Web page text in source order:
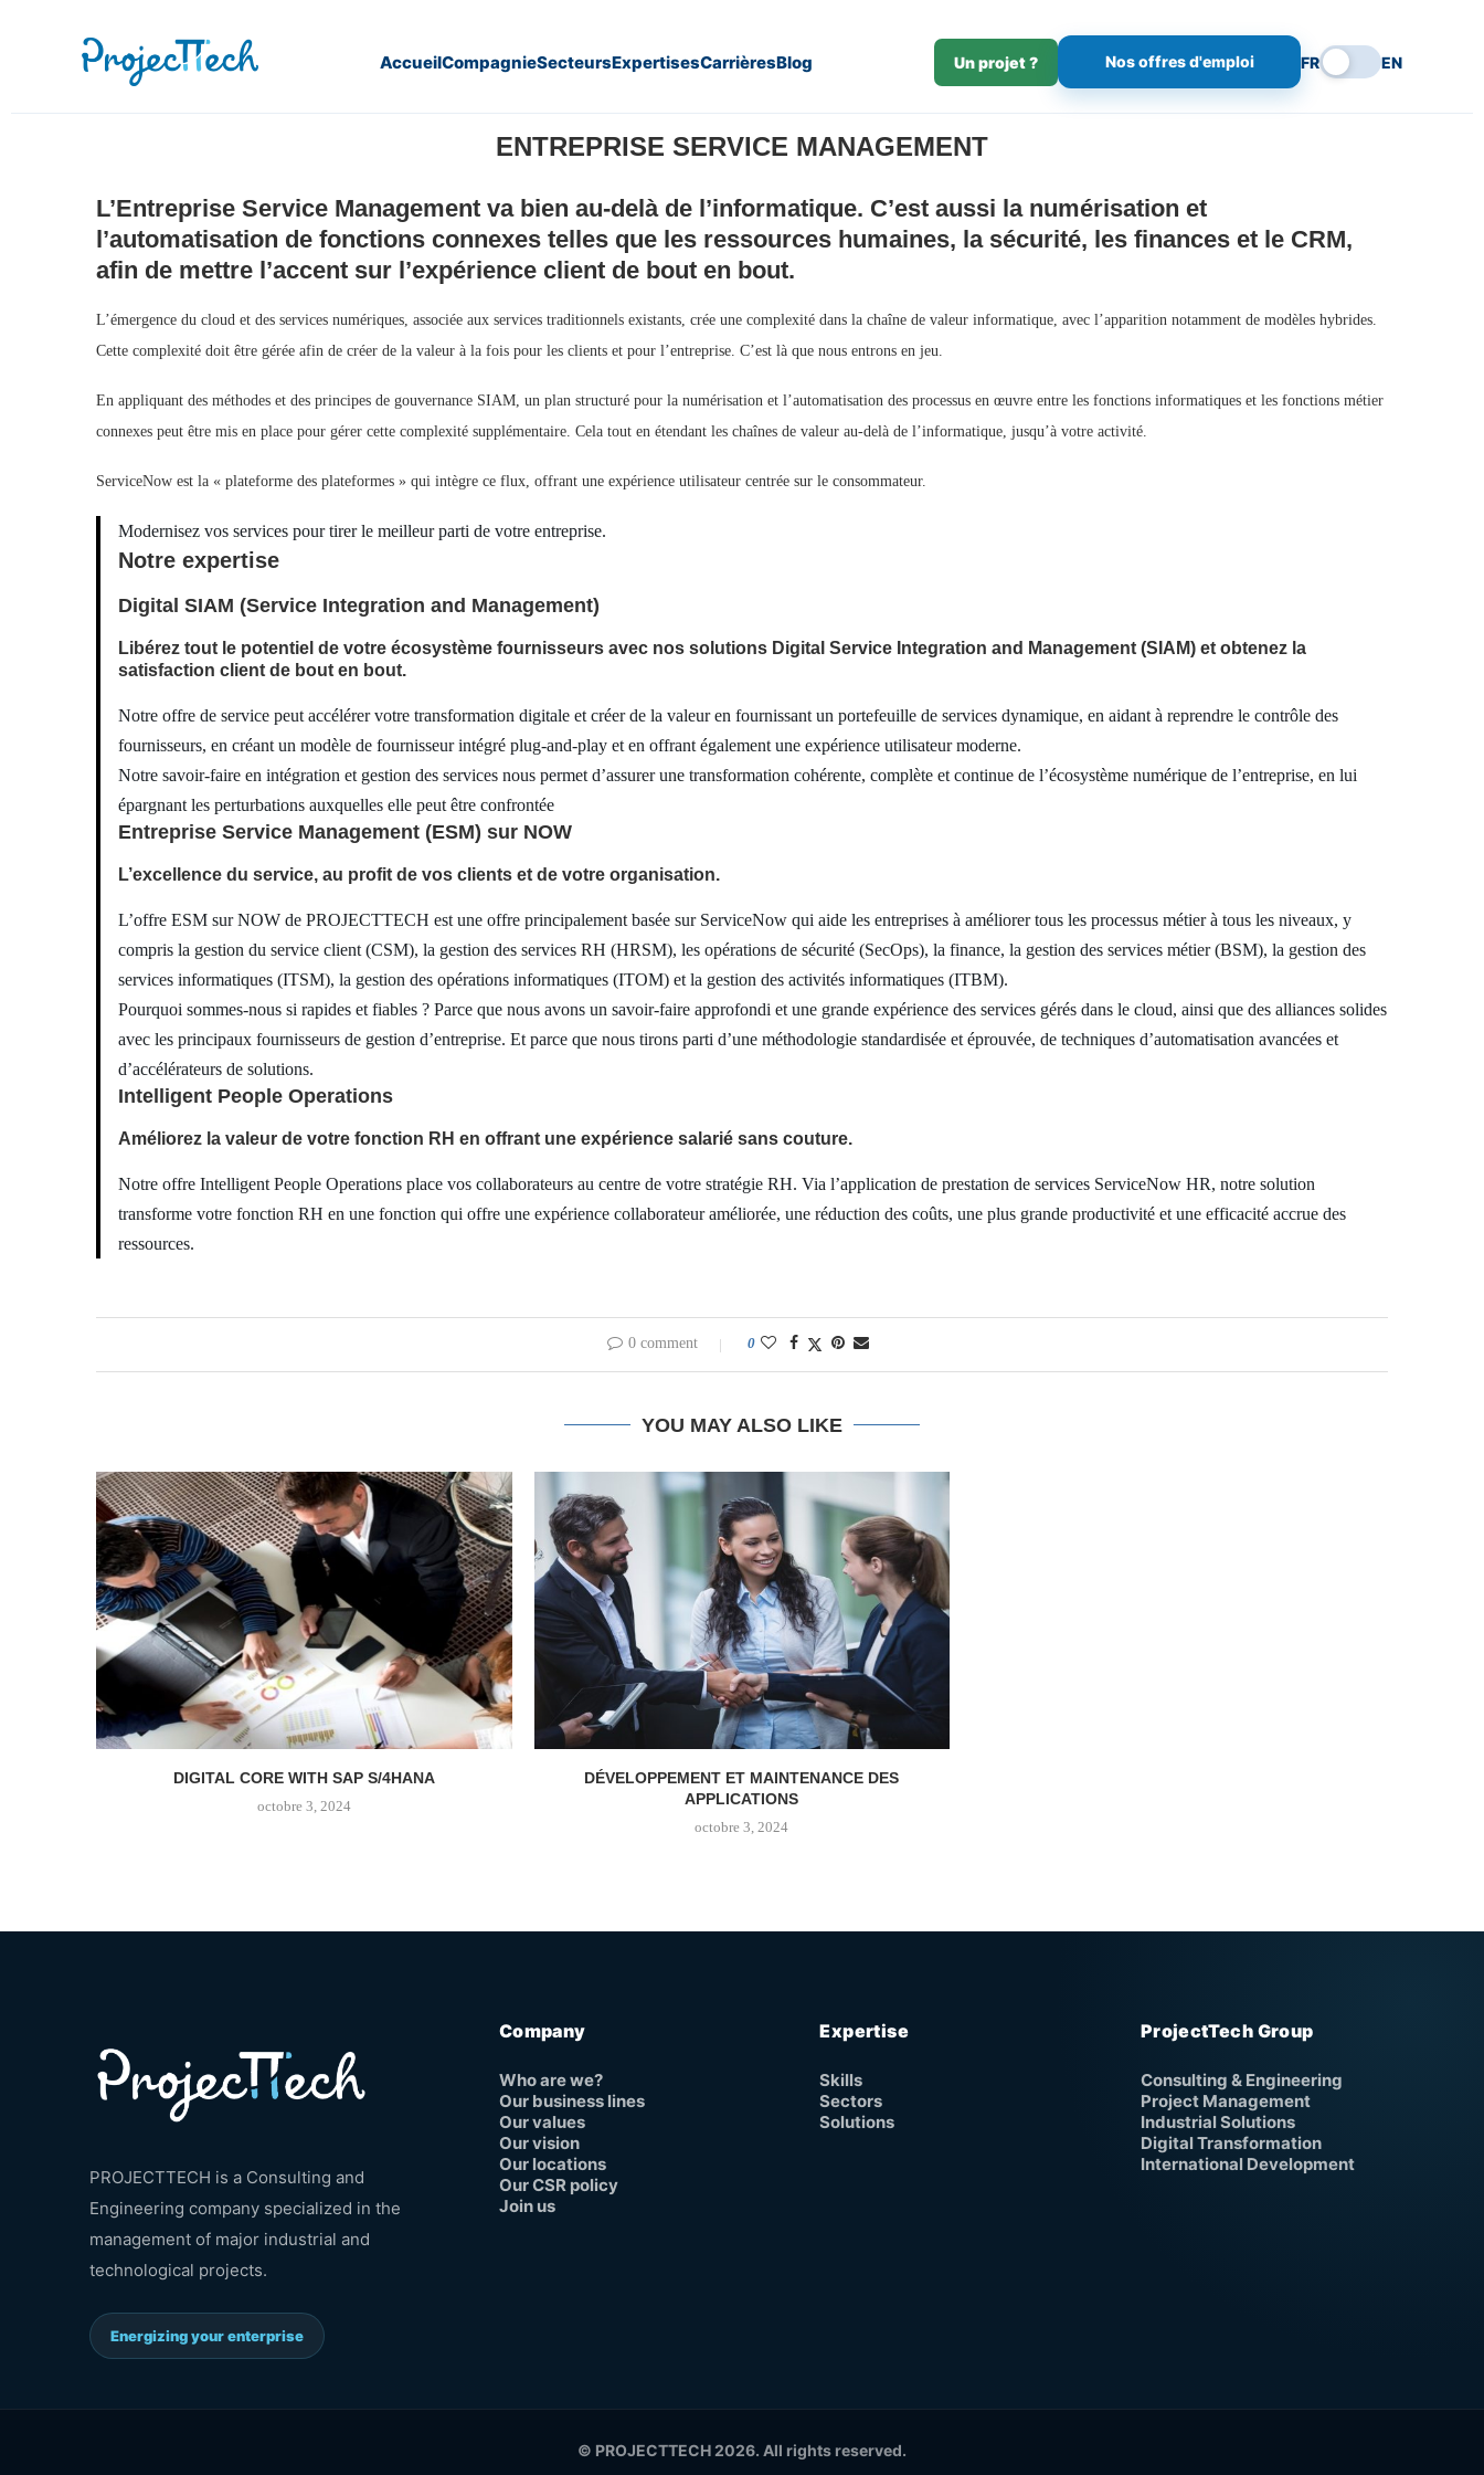
AccueilCompagnieSecteursExpertisesCarrièresBlog Un projet ? Nos offres d'emploi FR EN
ENTREPRISE SERVICE MANAGEMENT
L’Entreprise Service Management va bien au-delà de l’informatique. C’est aussi la numérisation et
l’automatisation de fonctions connexes telles que les ressources humaines, la sécurité, les finances et le CRM,
afin de mettre l’accent sur l’expérience client de bout en bout.
L’émergence du cloud et des services numériques, associée aux services traditionnels existants, crée une complexité dans la chaîne de valeur informatique, avec l’apparition notamment de modèles hybrides.
Cette complexité doit être gérée afin de créer de la valeur à la fois pour les clients et pour l’entreprise. C’est là que nous entrons en jeu.
En appliquant des méthodes et des principes de gouvernance SIAM, un plan structuré pour la numérisation et l’automatisation des processus en œuvre entre les fonctions informatiques et les fonctions métier
connexes peut être mis en place pour gérer cette complexité supplémentaire. Cela tout en étendant les chaînes de valeur au-delà de l’informatique, jusqu’à votre activité.
ServiceNow est la « plateforme des plateformes » qui intègre ce flux, offrant une expérience utilisateur centrée sur le consommateur.
Modernisez vos services pour tirer le meilleur parti de votre entreprise.
Notre expertise
Digital SIAM (Service Integration and Management)
Libérez tout le potentiel de votre écosystème fournisseurs avec nos solutions Digital Service Integration and Management (SIAM) et obtenez la
satisfaction client de bout en bout.
Notre offre de service peut accélérer votre transformation digitale et créer de la valeur en fournissant un portefeuille de services dynamique, en aidant à reprendre le contrôle des
fournisseurs, en créant un modèle de fournisseur intégré plug-and-play et en offrant également une expérience utilisateur moderne.
Notre savoir-faire en intégration et gestion des services nous permet d’assurer une transformation cohérente, complète et continue de l’écosystème numérique de l’entreprise, en lui
épargnant les perturbations auxquelles elle peut être confrontée
Entreprise Service Management (ESM) sur NOW
L’excellence du service, au profit de vos clients et de votre organisation.
L’offre ESM sur NOW de PROJECTTECH est une offre principalement basée sur ServiceNow qui aide les entreprises à améliorer tous les processus métier à tous les niveaux, y
compris la gestion du service client (CSM), la gestion des services RH (HRSM), les opérations de sécurité (SecOps), la finance, la gestion des services métier (BSM), la gestion des
services informatiques (ITSM), la gestion des opérations informatiques (ITOM) et la gestion des activités informatiques (ITBM).
Pourquoi sommes-nous si rapides et fiables ? Parce que nous avons un savoir-faire approfondi et une grande expérience des services gérés dans le cloud, ainsi que des alliances solides
avec les principaux fournisseurs de gestion d’entreprise. Et parce que nous tirons parti d’une méthodologie standardisée et éprouvée, de techniques d’automatisation avancées et
d’accélérateurs de solutions.
Intelligent People Operations
Améliorez la valeur de votre fonction RH en offrant une expérience salarié sans couture.
Notre offre Intelligent People Operations place vos collaborateurs au centre de votre stratégie RH. Via l’application de prestation de services ServiceNow HR, notre solution
transforme votre fonction RH en une fonction qui offre une expérience collaborateur améliorée, une réduction des coûts, une plus grande productivité et une efficacité accrue des
ressources.
0 comment 0
YOU MAY ALSO LIKE
DIGITAL CORE WITH SAP S/4HANA
octobre 3, 2024
DÉVELOPPEMENT ET MAINTENANCE DES
APPLICATIONS
octobre 3, 2024
PROJECTTECH is a Consulting and
Engineering company specialized in the
management of major industrial and
technological projects.
Energizing your enterprise
Company
Who are we?
Our business lines
Our values
Our vision
Our locations
Our CSR policy
Join us
Expertise
Skills
Sectors
Solutions
ProjectTech Group
Consulting & Engineering
Project Management
Industrial Solutions
Digital Transformation
International Development
© PROJECTTECH 2026. All rights reserved.